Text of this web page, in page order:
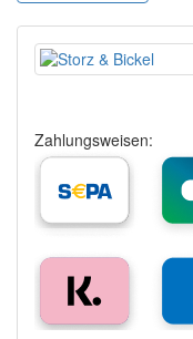
Zahlungsweisen: